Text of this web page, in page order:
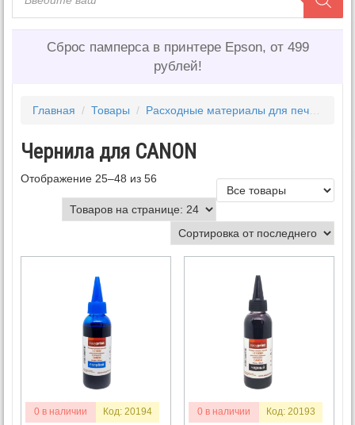
Сброс памперса в принтере Epson, от 499
рублей!
Главная / Товары / Расходные материалы для печати
Чернила для CANON
Отображение 25–48 из 56
0 в наличии Код: 20194 0 в наличии Код: 20193